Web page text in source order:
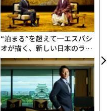
“泊まる”を超えて─エスパシ
オが描く、新しい日本のラグ
ジュアリー（中編）